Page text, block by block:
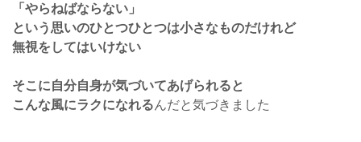
「やらねばならない」
という思いのひとつひとつは小さなものだけれど
無視をしてはいけない
そこに自分自身が気づいてあげられると
こんな風にラクになれるんだと気づきました